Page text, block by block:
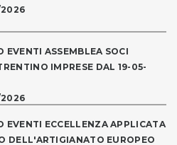
EVENTI ASSEMBLEA SOCI
IMPRESE DAL 19-05-
EVENTI ECCELLENZA APPLICATA
DELL'ARTIGIANATO EUROPEO